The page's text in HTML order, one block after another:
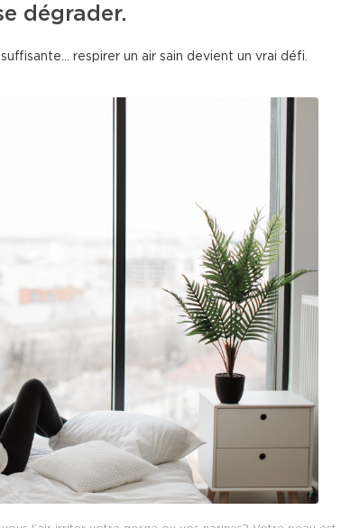
dégrader.
respirer un air sain devient un vrai défi.